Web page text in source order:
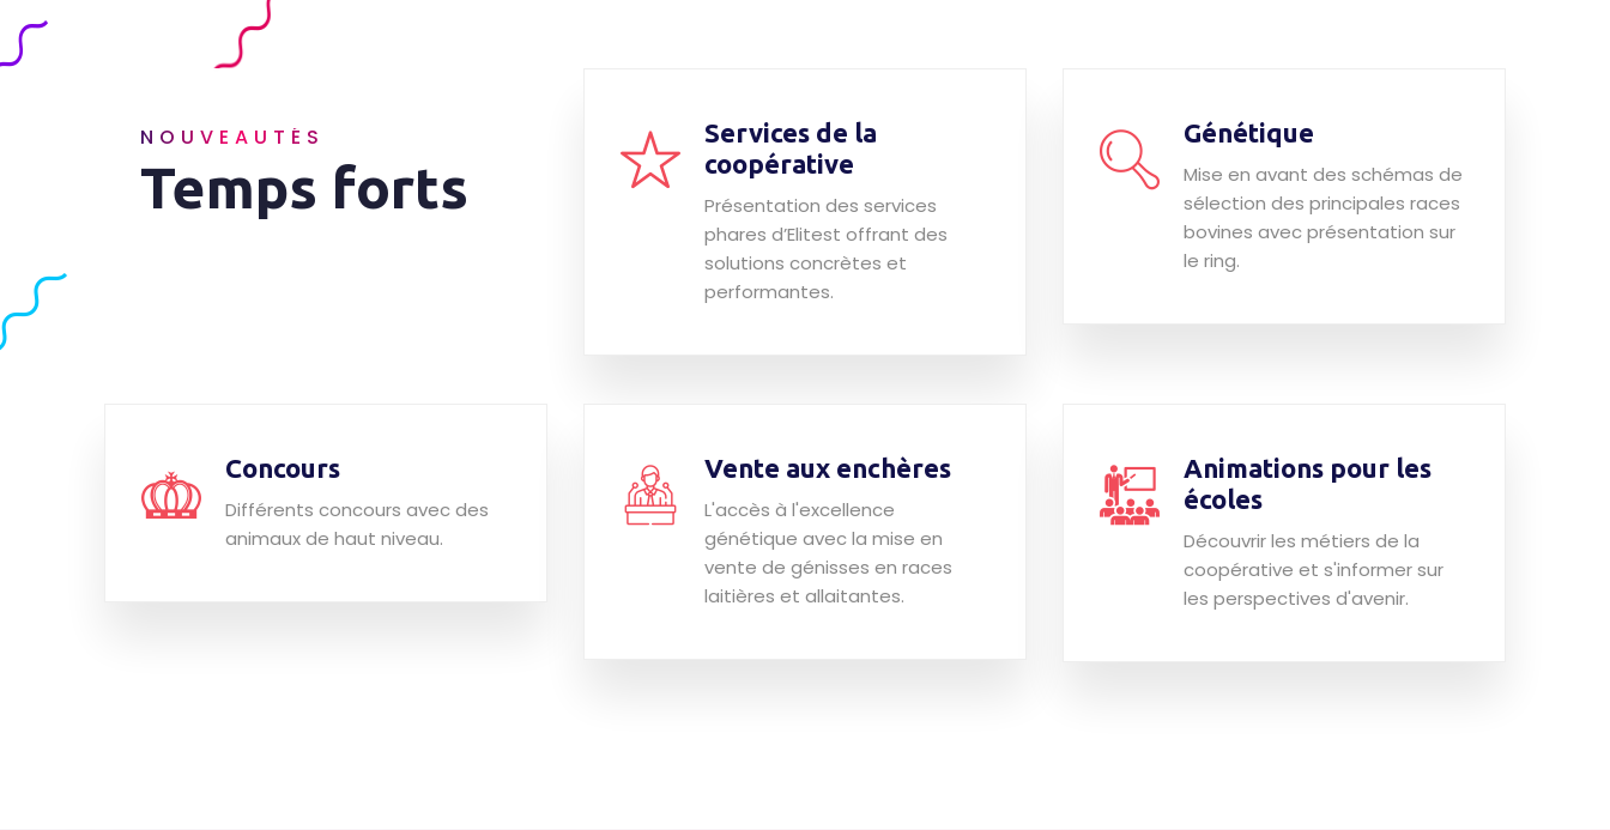
NOUVEAUTÉS
Temps forts
Services de la
coopérative
Présentation des services
phares d’Elitest offrant des
solutions concrètes et
performantes.
Génétique
Mise en avant des schémas de
sélection des principales races
bovines avec présentation sur
le ring.
Concours
Différents concours avec des
animaux de haut niveau.
Vente aux enchères
L'accès à l'excellence
génétique avec la mise en
vente de génisses en races
laitières et allaitantes.
Animations pour les
écoles
Découvrir les métiers de la
coopérative et s'informer sur
les perspectives d'avenir.